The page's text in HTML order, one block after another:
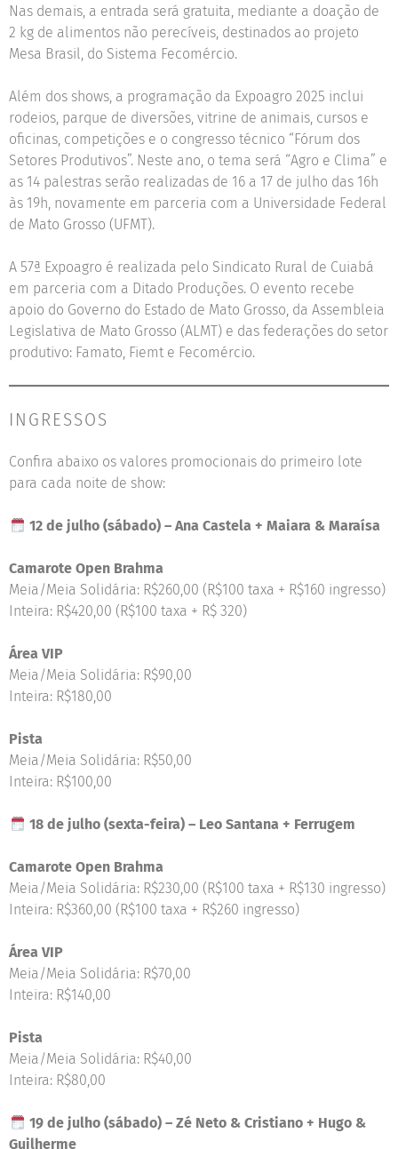
Nas demais, a entrada será gratuita, mediante a doação de
2 kg de alimentos não perecíveis, destinados ao projeto
Mesa Brasil, do Sistema Fecomércio.
Além dos shows, a programação da Expoagro 2025 inclui
rodeios, parque de diversões, vitrine de animais, cursos e
oficinas, competições e o congresso técnico “Fórum dos
Setores Produtivos”. Neste ano, o tema será “Agro e Clima” e
as 14 palestras serão realizadas de 16 a 17 de julho das 16h
às 19h, novamente em parceria com a Universidade Federal
de Mato Grosso (UFMT).
A 57ª Expoagro é realizada pelo Sindicato Rural de Cuiabá
em parceria com a Ditado Produções. O evento recebe
apoio do Governo do Estado de Mato Grosso, da Assembleia
Legislativa de Mato Grosso (ALMT) e das federações do setor
produtivo: Famato, Fiemt e Fecomércio.
INGRESSOS
Confira abaixo os valores promocionais do primeiro lote
para cada noite de show:
12 de julho (sábado) – Ana Castela + Maiara & Maraísa
Camarote Open Brahma
Meia/Meia Solidária: R$260,00 (R$100 taxa + R$160 ingresso)
Inteira: R$420,00 (R$100 taxa + R$ 320)
Área VIP
Meia/Meia Solidária: R$90,00
Inteira: R$180,00
Pista
Meia/Meia Solidária: R$50,00
Inteira: R$100,00
18 de julho (sexta-feira) – Leo Santana + Ferrugem
Camarote Open Brahma
Meia/Meia Solidária: R$230,00 (R$100 taxa + R$130 ingresso)
Inteira: R$360,00 (R$100 taxa + R$260 ingresso)
Área VIP
Meia/Meia Solidária: R$70,00
Inteira: R$140,00
Pista
Meia/Meia Solidária: R$40,00
Inteira: R$80,00
19 de julho (sábado) – Zé Neto & Cristiano + Hugo &
Guilherme